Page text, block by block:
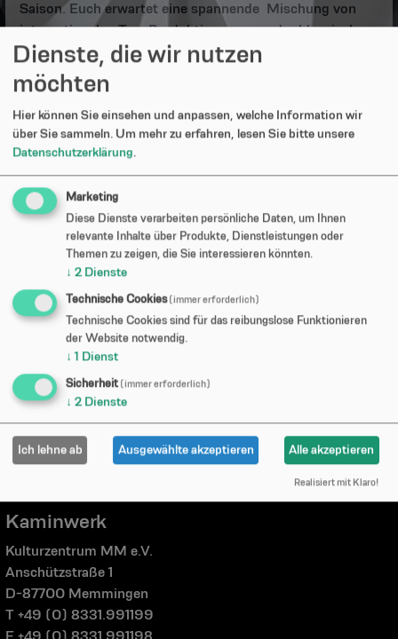
Saison. Euch erwartet eine spannende Mischung von
internationalen Top-Produktionen - von der klassischen
Alpin-Doku bis hin zum actiongeladenen Sportsfeature.
http://www.eoft.eu
Videos »
Kaminwerk
Kulturzentrum MM e.V.
Anschützstraße 1
D-87700 Memmingen
T +49 (0) 8331.991199
Dienste, die wir nutzen
möchten
Hier können Sie einsehen und anpassen, welche Information wir
über Sie sammeln. Um mehr zu erfahren, lesen Sie bitte unsere
Datenschutzerklärung.
Marketing
Diese Dienste verarbeiten persönliche Daten, um Ihnen
relevante Inhalte über Produkte, Dienstleistungen oder
Themen zu zeigen, die Sie interessieren könnten.
↓ 2 Dienste
Technische Cookies (immer erforderlich)
Technische Cookies sind für das reibungslose Funktionieren
der Website notwendig.
↓ 1 Dienst
Sicherheit (immer erforderlich)
↓ 2 Dienste
Ich lehne ab Ausgewählte akzeptieren Alle akzeptieren
Realisiert mit Klaro!